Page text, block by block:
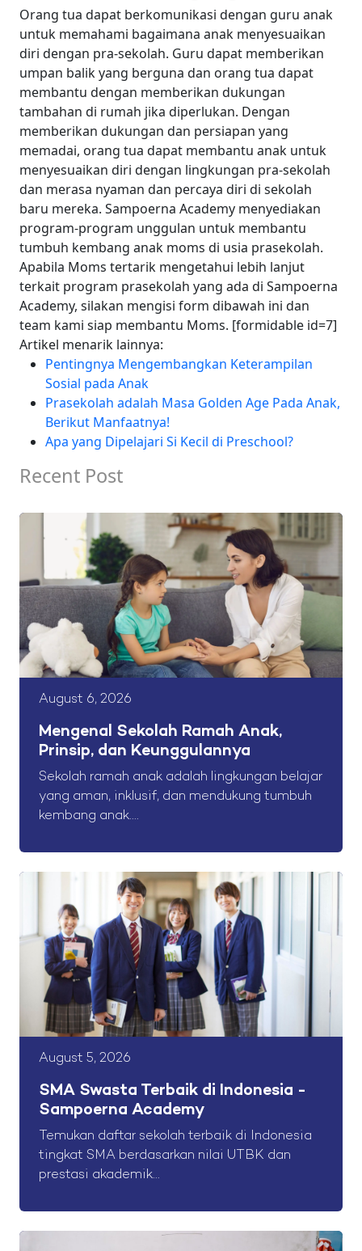
Orang tua dapat berkomunikasi dengan guru anak
untuk memahami bagaimana anak menyesuaikan
diri dengan pra-sekolah. Guru dapat memberikan
umpan balik yang berguna dan orang tua dapat
membantu dengan memberikan dukungan
tambahan di rumah jika diperlukan. Dengan
memberikan dukungan dan persiapan yang
memadai, orang tua dapat membantu anak untuk
menyesuaikan diri dengan lingkungan pra-sekolah
dan merasa nyaman dan percaya diri di sekolah
baru mereka. Sampoerna Academy menyediakan
program-program unggulan untuk membantu
tumbuh kembang anak moms di usia prasekolah.
Apabila Moms tertarik mengetahui lebih lanjut
terkait program prasekolah yang ada di Sampoerna
Academy, silakan mengisi form dibawah ini dan
team kami siap membantu Moms. [formidable id=7]
Artikel menarik lainnya:
Pentingnya Mengembangkan Keterampilan
Sosial pada Anak
Prasekolah adalah Masa Golden Age Pada Anak,
Berikut Manfaatnya!
Apa yang Dipelajari Si Kecil di Preschool?
Recent Post
August 6, 2026
Mengenal Sekolah Ramah Anak,
Prinsip, dan Keunggulannya
Sekolah ramah anak adalah lingkungan belajar
yang aman, inklusif, dan mendukung tumbuh
kembang anak....
August 5, 2026
SMA Swasta Terbaik di Indonesia -
Sampoerna Academy
Temukan daftar sekolah terbaik di Indonesia
tingkat SMA berdasarkan nilai UTBK dan
prestasi akademik...